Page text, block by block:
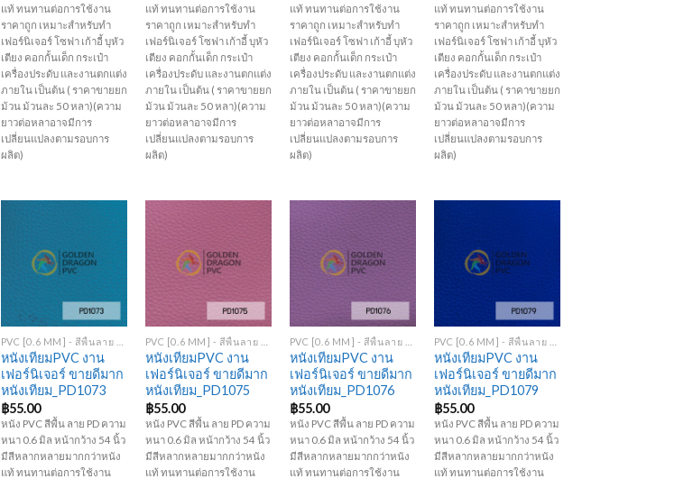
แท้ ทนทานต่อการใช้งาน
ราคาถูก เหมาะสำหรับทำ
เฟอร์นิเจอร์ โซฟา เก้าอี้ บุหัว
เตียง คอกกั้นเด็ก กระเป๋า
เครื่องประดับ และงานตกแต่ง
ภายใน เป็นต้น ( ราคาขายยก
ม้วน ม้วนละ 50 หลา)(ความ
ยาวต่อหลาอาจมีการ
เปลี่ยนแปลงตามรอบการ
ผลิต)
แท้ ทนทานต่อการใช้งาน
ราคาถูก เหมาะสำหรับทำ
เฟอร์นิเจอร์ โซฟา เก้าอี้ บุหัว
เตียง คอกกั้นเด็ก กระเป๋า
เครื่องประดับ และงานตกแต่ง
ภายใน เป็นต้น ( ราคาขายยก
ม้วน ม้วนละ 50 หลา)(ความ
ยาวต่อหลาอาจมีการ
เปลี่ยนแปลงตามรอบการ
ผลิต)
แท้ ทนทานต่อการใช้งาน
ราคาถูก เหมาะสำหรับทำ
เฟอร์นิเจอร์ โซฟา เก้าอี้ บุหัว
เตียง คอกกั้นเด็ก กระเป๋า
เครื่องประดับ และงานตกแต่ง
ภายใน เป็นต้น ( ราคาขายยก
ม้วน ม้วนละ 50 หลา)(ความ
ยาวต่อหลาอาจมีการ
เปลี่ยนแปลงตามรอบการ
ผลิต)
แท้ ทนทานต่อการใช้งาน
ราคาถูก เหมาะสำหรับทำ
เฟอร์นิเจอร์ โซฟา เก้าอี้ บุหัว
เตียง คอกกั้นเด็ก กระเป๋า
เครื่องประดับ และงานตกแต่ง
ภายใน เป็นต้น ( ราคาขายยก
ม้วน ม้วนละ 50 หลา)(ความ
ยาวต่อหลาอาจมีการ
เปลี่ยนแปลงตามรอบการ
ผลิต)
หนังเทียมPVC งาน
เฟอร์นิเจอร์ ขายดีมาก
หนังเทียม_PD1073
฿55.00
หนัง PVC สีพื้น ลาย PD ความ
หนา 0.6 มิล หน้ากว้าง 54 นิ้ว
มีสีหลากหลายมากกว่าหนัง
แท้ ทนทานต่อการใช้งาน
หนังเทียมPVC งาน
เฟอร์นิเจอร์ ขายดีมาก
หนังเทียม_PD1075
฿55.00
หนัง PVC สีพื้น ลาย PD ความ
หนา 0.6 มิล หน้ากว้าง 54 นิ้ว
มีสีหลากหลายมากกว่าหนัง
แท้ ทนทานต่อการใช้งาน
หนังเทียมPVC งาน
เฟอร์นิเจอร์ ขายดีมาก
หนังเทียม_PD1076
฿55.00
หนัง PVC สีพื้น ลาย PD ความ
หนา 0.6 มิล หน้ากว้าง 54 นิ้ว
มีสีหลากหลายมากกว่าหนัง
แท้ ทนทานต่อการใช้งาน
Wishlist
หนังเทียมPVC งาน
เฟอร์นิเจอร์ ขายดีมาก
หนังเทียม_PD1079
฿55.00
หนัง PVC สีพื้น ลาย PD ความ
หนา 0.6 มิล หน้ากว้าง 54 นิ้ว
มีสีหลากหลายมากกว่าหนัง
แท้ ทนทานต่อการใช้งาน